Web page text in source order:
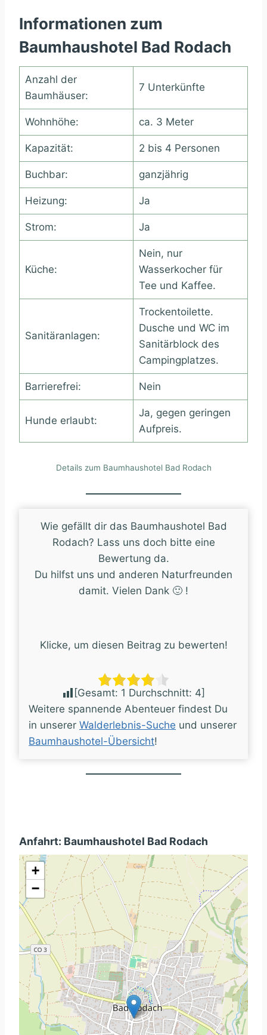
Informationen zum
Baumhaushotel Bad Rodach
Anzahl der
Baumhäuser:
7 Unterkünfte
Wohnhöhe: ca. 3 Meter
Kapazität: 2 bis 4 Personen
Buchbar: ganzjährig
Heizung: Ja
Strom: Ja
Küche:
Nein, nur
Wasserkocher für
Tee und Kaffee.
Sanitäranlagen:
Trockentoilette.
Dusche und WC im
Sanitärblock des
Campingplatzes.
Barrierefrei: Nein
Hunde erlaubt:
Ja, gegen geringen
Aufpreis.
Details zum Baumhaushotel Bad Rodach
Wie gefällt dir das Baumhaushotel Bad
Rodach? Lass uns doch bitte eine
Bewertung da.
Du hilfst uns und anderen Naturfreunden
damit. Vielen Dank 🙂 !
Klicke, um diesen Beitrag zu bewerten!
[Gesamt: 1 Durchschnitt: 4]
Weitere spannende Abenteuer findest Du
in unserer Walderlebnis-Suche und unserer
Baumhaushotel-Übersicht!
Anfahrt: Baumhaushotel Bad Rodach
+
−